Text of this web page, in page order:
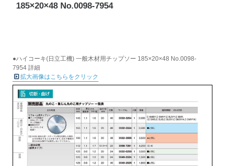
185×20×48 No.0098-7954
●ハイコーキ(日立工機) 一般木材用チップソー 185×20×48 No.0098-
7954 詳細
拡大画像はこちらをクリック